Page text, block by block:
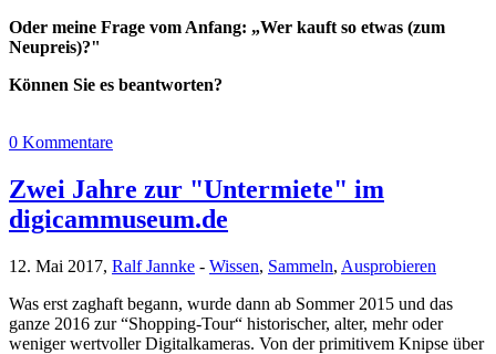
Oder meine Frage vom Anfang: „Wer kauft so etwas (zum
Neupreis)?"
Können Sie es beantworten?
0 Kommentare
Zwei Jahre zur "Untermiete" im
digicammuseum.de
12. Mai 2017, Ralf Jannke - Wissen, Sammeln, Ausprobieren
Was erst zaghaft begann, wurde dann ab Sommer 2015 und das
ganze 2016 zur “Shopping-Tour“ historischer, alter, mehr oder
weniger wertvoller Digitalkameras. Von der primitivem Knipse über